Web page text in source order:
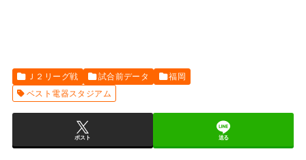
Ｊ２リーグ戦 試合前データ
福岡
ベスト電器スタジアム
ポスト 送る